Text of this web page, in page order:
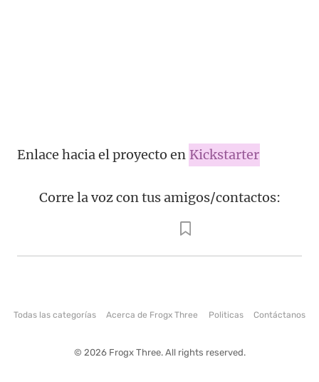
Enlace hacia el proyecto en Kickstarter
Corre la voz con tus amigos/contactos:
Todas las categorías Acerca de Frogx Three Politicas Contáctanos
© 2026 Frogx Three. All rights reserved.